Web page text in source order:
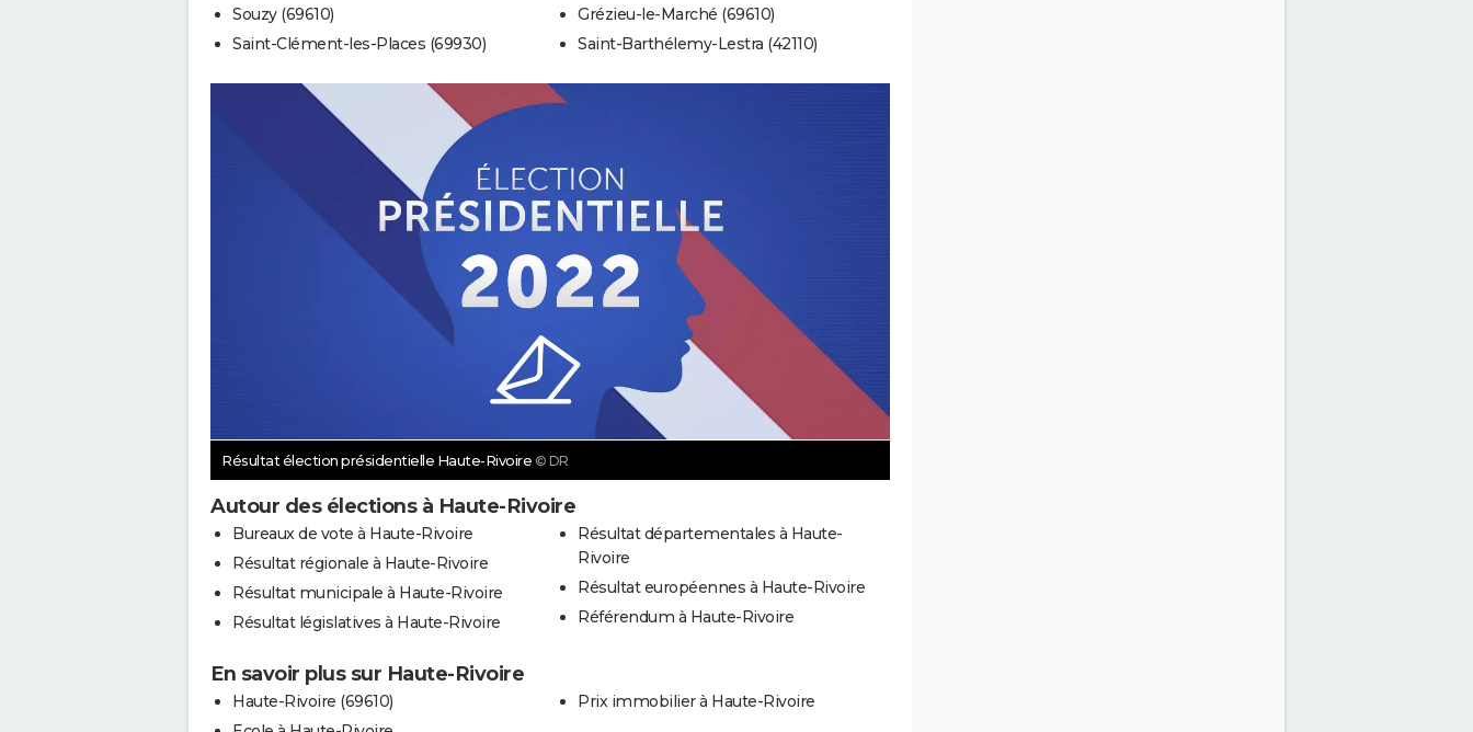
Souzy (69610)
Saint-Clément-les-Places (69930)
Grézieu-le-Marché (69610)
Saint-Barthélemy-Lestra (42110)
Résultat élection présidentielle Haute-Rivoire © DR
Autour des élections à Haute-Rivoire
Bureaux de vote à Haute-Rivoire
Résultat régionale à Haute-Rivoire
Résultat municipale à Haute-Rivoire
Résultat législatives à Haute-Rivoire
Résultat départementales à Haute-
Rivoire
Résultat européennes à Haute-Rivoire
Référendum à Haute-Rivoire
En savoir plus sur Haute-Rivoire
Haute-Rivoire (69610)
Prix immobilier à Haute-Rivoire